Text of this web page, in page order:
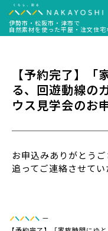
伊勢市・松阪市・津市で
自然素材を使った平屋・注文住
【予約完了】「
る、回遊動線の
ウス見学会のお
お申込みありがとうご
追ってご連絡させてい
—